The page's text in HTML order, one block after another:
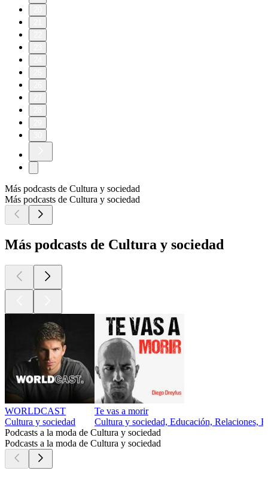
Más podcasts de Cultura y sociedad
Más podcasts de Cultura y sociedad
Más podcasts de Cultura y sociedad
WORLDCAST
Cultura y sociedad
Te vas a morir
Cultura y sociedad, Educación, Relaciones,
Podcasts a la moda de Cultura y sociedad
Podcasts a la moda de Cultura y sociedad